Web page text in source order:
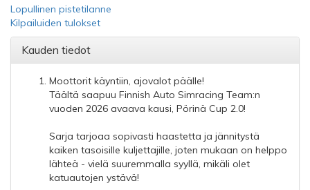
Lopullinen pistetilanne
Kilpailuiden tulokset
Kauden tiedot
Moottorit käyntiin, ajovalot päälle!
Täältä saapuu Finnish Auto Simracing Team:n
vuoden 2026 avaava kausi, Pörinä Cup 2.0!
Sarja tarjoaa sopivasti haastetta ja jännitystä
kaiken tasoisille kuljettajille, joten mukaan on helppo
lähteä - vielä suuremmalla syyllä, mikäli olet
katuautojen ystävä!